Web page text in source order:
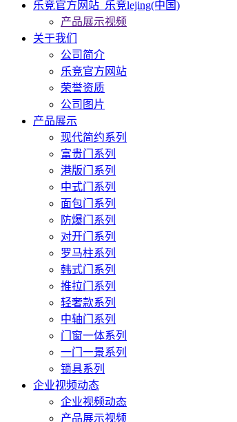
乐竞官方网站_乐竞lejing(中国)
产品展示视频
关于我们
公司简介
乐竞官方网站
荣誉资质
公司图片
产品展示
现代简约系列
富贵门系列
港版门系列
中式门系列
面包门系列
防爆门系列
对开门系列
罗马柱系列
韩式门系列
推拉门系列
轻奢款系列
中轴门系列
门窗一体系列
一门一景系列
锁具系列
企业视频动态
企业视频动态
产品展示视频